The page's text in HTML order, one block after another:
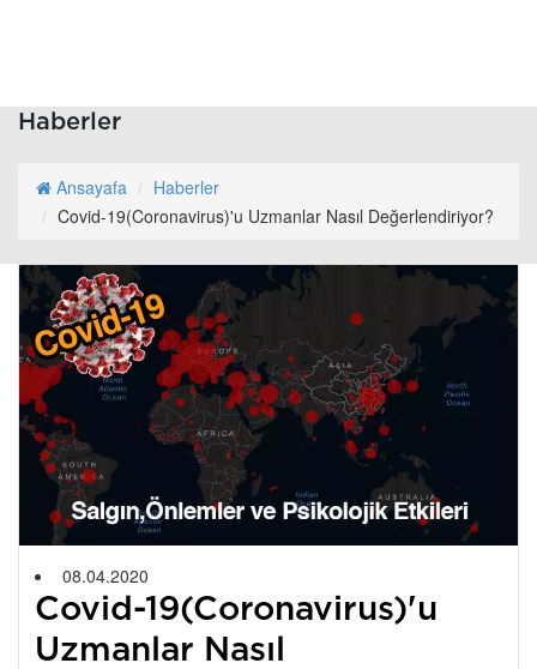
Haberler
Ansayafa
Haberler
Covid-19(Coronavirus)'u Uzmanlar Nasıl Değerlendiriyor?
08.04.2020
Covid-19(Coronavirus)'u
Uzmanlar Nasıl